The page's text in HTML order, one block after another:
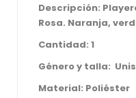
Descripción:
Rosa. Naranja,
Cantidad: 1
Género y talla:
Material: Poliéster